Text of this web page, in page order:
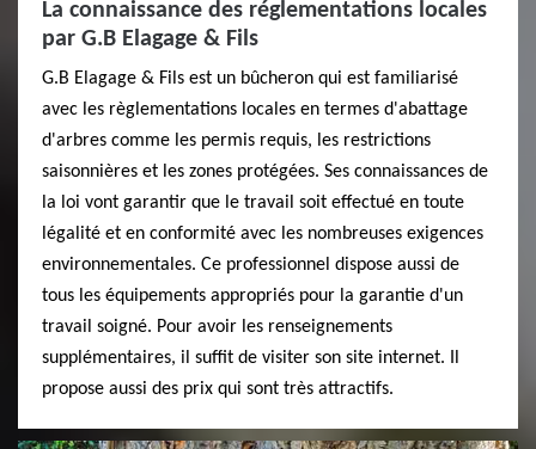
La connaissance des réglementations locales
par G.B Elagage & Fils
G.B Elagage & Fils est un bûcheron qui est familiarisé
avec les règlementations locales en termes d'abattage
d'arbres comme les permis requis, les restrictions
saisonnières et les zones protégées. Ses connaissances de
la loi vont garantir que le travail soit effectué en toute
légalité et en conformité avec les nombreuses exigences
environnementales. Ce professionnel dispose aussi de
tous les équipements appropriés pour la garantie d'un
travail soigné. Pour avoir les renseignements
supplémentaires, il suffit de visiter son site internet. Il
propose aussi des prix qui sont très attractifs.